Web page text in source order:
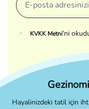
KVKK Metni'ni
Hayalinizdeki tatil için